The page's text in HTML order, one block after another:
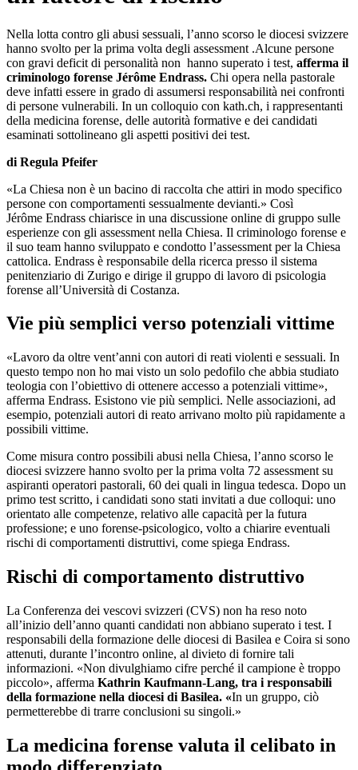
Nella lotta contro gli abusi sessuali, l’anno scorso le diocesi svizzere
hanno svolto per la prima volta degli assessment .Alcune persone
con gravi deficit di personalità non hanno superato i test, afferma il
criminologo forense Jérôme Endrass. Chi opera nella pastorale
deve infatti essere in grado di assumersi responsabilità nei confronti
di persone vulnerabili. In un colloquio con kath.ch, i rappresentanti
della medicina forense, delle autorità formative e dei candidati
esaminati sottolineano gli aspetti positivi dei test.
di Regula Pfeifer
«La Chiesa non è un bacino di raccolta che attiri in modo specifico
persone con comportamenti sessualmente devianti.» Così
Jérôme Endrass chiarisce in una discussione online di gruppo sulle
esperienze con gli assessment nella Chiesa. Il criminologo forense e
il suo team hanno sviluppato e condotto l’assessment per la Chiesa
cattolica. Endrass è responsabile della ricerca presso il sistema
penitenziario di Zurigo e dirige il gruppo di lavoro di psicologia
forense all’Università di Costanza.
Vie più semplici verso potenziali vittime
«Lavoro da oltre vent’anni con autori di reati violenti e sessuali. In
questo tempo non ho mai visto un solo pedofilo che abbia studiato
teologia con l’obiettivo di ottenere accesso a potenziali vittime»,
afferma Endrass. Esistono vie più semplici. Nelle associazioni, ad
esempio, potenziali autori di reato arrivano molto più rapidamente a
possibili vittime.
Come misura contro possibili abusi nella Chiesa, l’anno scorso le
diocesi svizzere hanno svolto per la prima volta 72 assessment su
aspiranti operatori pastorali, 60 dei quali in lingua tedesca. Dopo un
primo test scritto, i candidati sono stati invitati a due colloqui: uno
orientato alle competenze, relativo alle capacità per la futura
professione; e uno forense-psicologico, volto a chiarire eventuali
rischi di comportamenti distruttivi, come spiega Endrass.
Rischi di comportamento distruttivo
La Conferenza dei vescovi svizzeri (CVS) non ha reso noto
all’inizio dell’anno quanti candidati non abbiano superato i test. I
responsabili della formazione delle diocesi di Basilea e Coira si sono
attenuti, durante l’incontro online, al divieto di fornire tali
informazioni. «Non divulghiamo cifre perché il campione è troppo
piccolo», afferma Kathrin Kaufmann-Lang, tra i responsabili
della formazione nella diocesi di Basilea. «In un gruppo, ciò
permetterebbe di trarre conclusioni su singoli.»
La medicina forense valuta il celibato in